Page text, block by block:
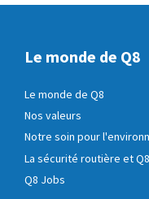
Le monde de Q8
Le monde de Q8
Nos valeurs
Notre soin pour
La sécurité routière et Q8
Q8 Jobs